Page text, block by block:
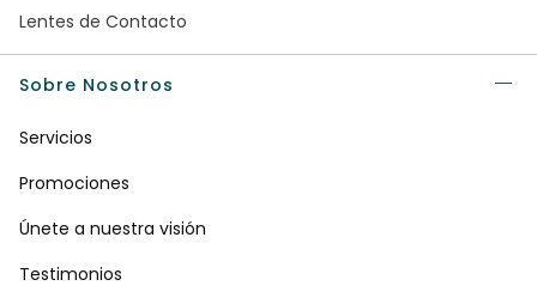
Lentes de Contacto
Sobre Nosotros
Servicios
Promociones
Únete a nuestra visión
Testimonios